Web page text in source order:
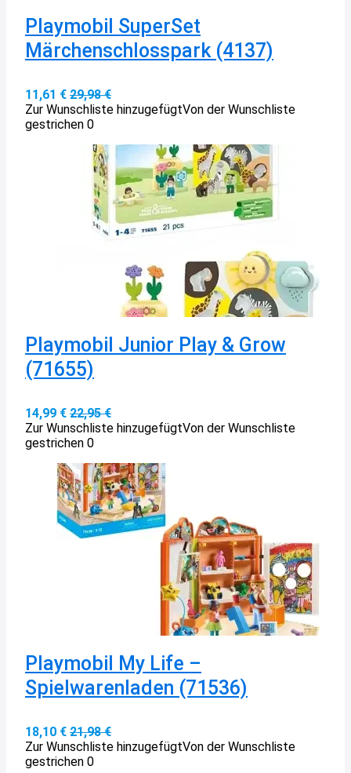
Playmobil SuperSet
Märchenschlosspark (4137)
11,61 € 29,98 €
Zur Wunschliste hinzugefügtVon der Wunschliste
gestrichen 0
Playmobil Junior Play & Grow
(71655)
14,99 € 22,95 €
Zur Wunschliste hinzugefügtVon der Wunschliste
gestrichen 0
Playmobil My Life –
Spielwarenladen (71536)
18,10 € 21,98 €
Zur Wunschliste hinzugefügtVon der Wunschliste
gestrichen 0